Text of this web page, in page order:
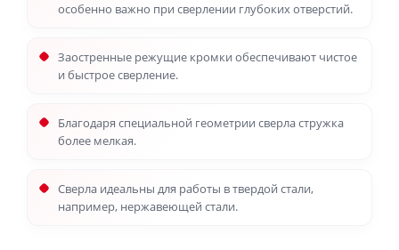
особенно важно при сверлении глубоких отверстий.
Заостренные режущие кромки обеспечивают чистое
и быстрое сверление.
Благодаря специальной геометрии сверла стружка
более мелкая.
Сверла идеальны для работы в твердой стали,
например, нержавеющей стали.